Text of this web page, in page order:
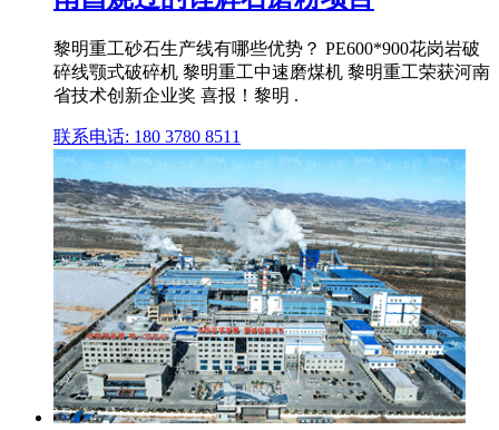
黎明重工砂石生产线有哪些优势？ PE600*900花岗岩破
碎线颚式破碎机 黎明重工中速磨煤机 黎明重工荣获河南
省技术创新企业奖 喜报！黎明 .
联系电话: 180 3780 8511